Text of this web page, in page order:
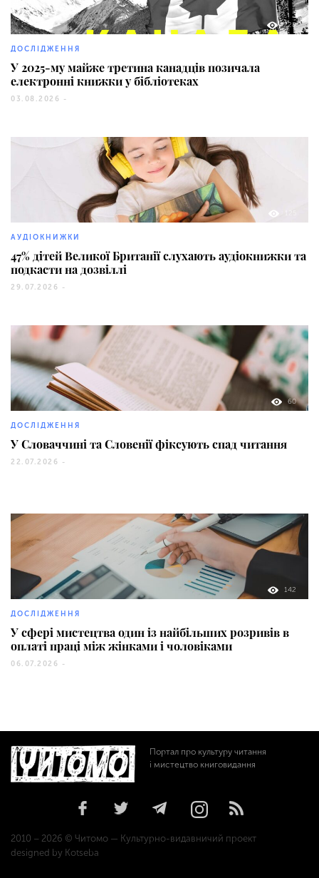
228
ДОСЛІДЖЕННЯ
У 2025-му майже третина канадців позичала
електронні книжки у бібліотеках
03.08.2026 -
АУДІОКНИЖКИ
47% дітей Великої Британії слухають аудіокнижки та
подкасти на дозвіллі
29.07.2026 -
60
ДОСЛІДЖЕННЯ
У Словаччині та Словенії фіксують спад читання
22.07.2026 -
142
ДОСЛІДЖЕННЯ
У сфері мистецтва один із найбільших розривів в
оплаті праці між жінками і чоловіками
06.07.2026 -
Портал про культуру читання
і мистецтво книговидання
2010 – 2026 © Читомо — Культурно-видавничий проект
designed by Kotseba